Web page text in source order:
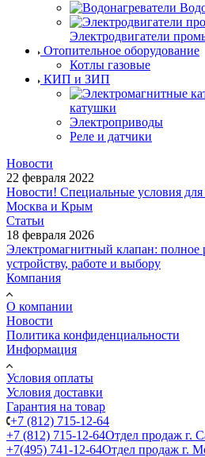
Электродвигатели
Отопительное оборудование
Котлы газовые
КИП и ЗИП
катушки
Электроприводы
Реле и датчики
Новости
22 февраля 2022
Новости! Специальные условия для
Москва и Крым
Статьи
18 февраля 2026
Электромагнитный клапан: полное
устройству, работе и выбору
Компания
О компании
Новости
Политика конфиденциальности
Информация
Условия оплаты
Условия доставки
Гарантия на товар
+7 (812) 715-12-64
+7 (812) 715-12-64Отдел продаж г.
+7(495) 741-12-64Отдел продаж г.